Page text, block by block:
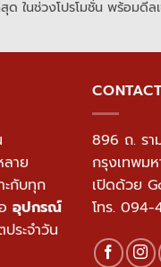
ด ในช่วงโปรโมชั่น พร้อมดีล
าย
ะกับทุก
อุปกรณ์
ระจำวัน
896 ถ. รา
กรุงเทพม
เปิดด้วย
โทร. 094-